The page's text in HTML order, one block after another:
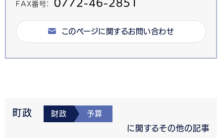
FAX番号： 0772-46-2851
このページに関するお問い合わせ
町政 財政 予算
に関するその他の記事